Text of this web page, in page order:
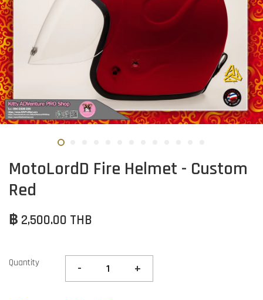
MotoLordD Fire Helmet - Custom
Red
฿ 2,500.00 THB
Quantity - +